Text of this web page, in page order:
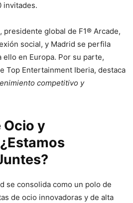
invitades.
presidente global de F1® Arcade,
social, y Madrid se perfila
en Europa. Por su parte,
Top Entertainment Iberia, destaca
competitivo y
Ocio y
se consolida como un polo de
de ocio innovadoras y de alta